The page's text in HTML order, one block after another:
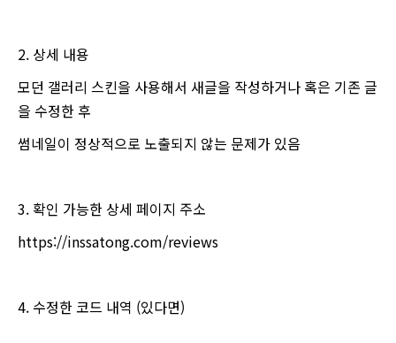
2. 상세 내용
모던 갤러리 스킨을 사용해서 새글을 작성하거나 혹은 기존 글
을 수정한 후
썸네일이 정상적으로 노출되지 않는 문제가 있음
3. 확인 가능한 상세 페이지 주소
https://inssatong.com/reviews
4. 수정한 코드 내역 (있다면)